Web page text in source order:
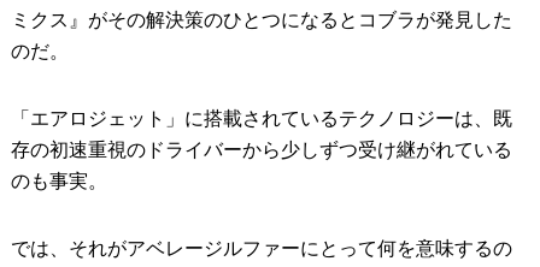
ミクス』がその解決策のひとつになるとコブラが発見した
のだ。
「エアロジェット」に搭載されているテクノロジーは、既
存の初速重視のドライバーから少しずつ受け継がれている
のも事実。
では、それがアベレージルファーにとって何を意味するの